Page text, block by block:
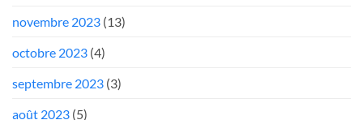
novembre 2023 (13)
octobre 2023 (4)
septembre 2023 (3)
août 2023 (5)